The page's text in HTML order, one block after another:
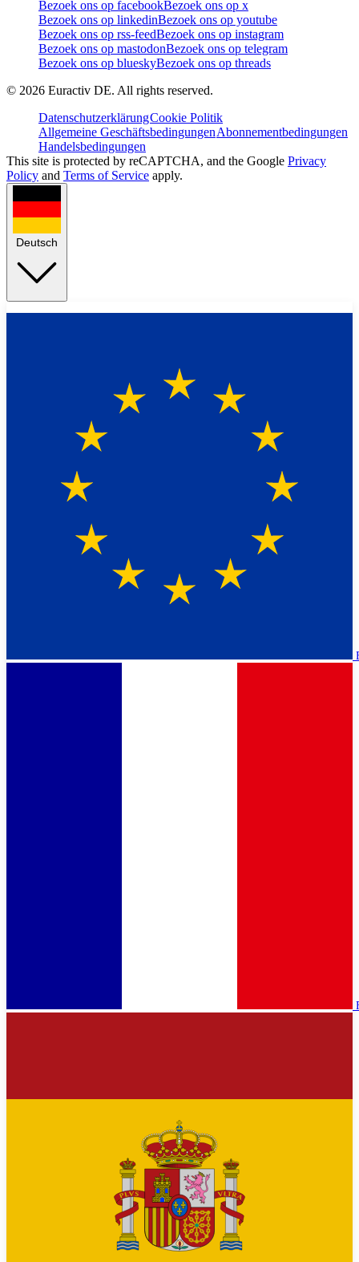
Bezoek ons op facebookBezoek ons op x
Bezoek ons op linkedinBezoek ons op youtube
Bezoek ons op rss-feedBezoek ons op instagram
Bezoek ons op mastodonBezoek ons op telegram
Bezoek ons op blueskyBezoek ons op threads
© 2026 Euractiv DE. All rights reserved.
DatenschutzerklärungCookie Politik
Allgemeine GeschäftsbedingungenAbonnementbedingungen
Handelsbedingungen
This site is protected by reCAPTCHA, and the Google Privacy
Policy and Terms of Service apply.
Deutsch